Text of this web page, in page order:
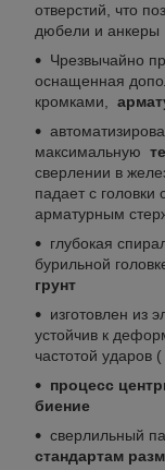
отверстий, что
дюбели и анкеры
Чрезвычайно
оснащенная
кромками,
максимальную
сверлении в
падает с головки
арматурным
глубокая
бурильной
грунт
изготовлен из
устойчив к
частотой ударов (
процесс
биение
сверлильный
стандартам